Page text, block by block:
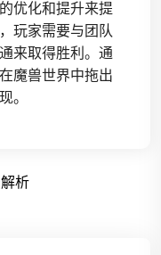
优化和提升来提
玩家需要与团队
来取得胜利。通
魔兽世界中拖出
。
析